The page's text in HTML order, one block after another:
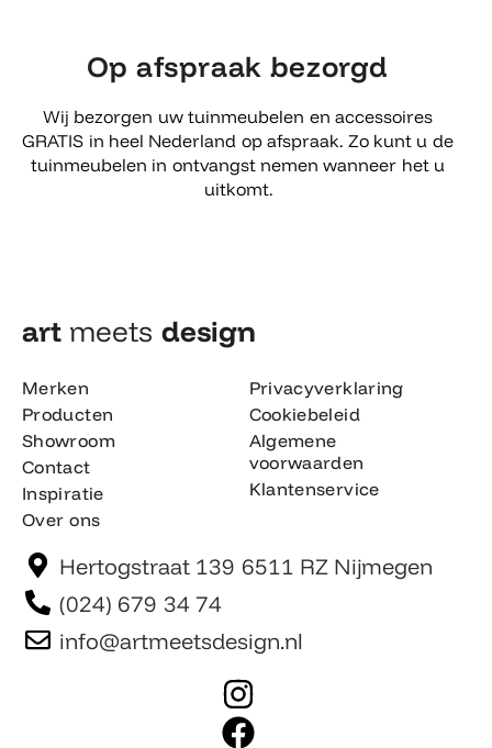
Op afspraak bezorgd
Wij bezorgen uw tuinmeubelen en accessoires
GRATIS in heel Nederland op afspraak. Zo kunt u de
tuinmeubelen in ontvangst nemen wanneer het u
uitkomt.
art meets design​
Merken
Producten
Showroom
Contact
Inspiratie
Over ons
Privacyverklaring
Cookiebeleid
Algemene
voorwaarden
Klantenservice
Hertogstraat 139 6511 RZ Nijmegen
(024) 679 34 74
info@artmeetsdesign.nl
I
n
F